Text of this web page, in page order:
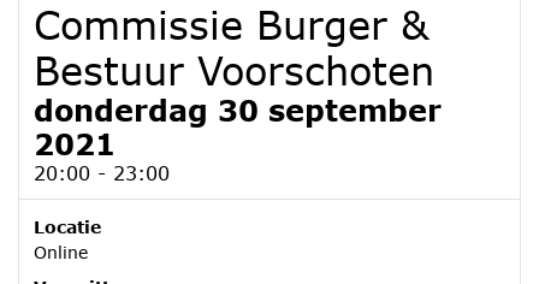
Commissie Burger &
Bestuur Voorschoten
donderdag 30 september
2021
20:00 - 23:00
Locatie
Online